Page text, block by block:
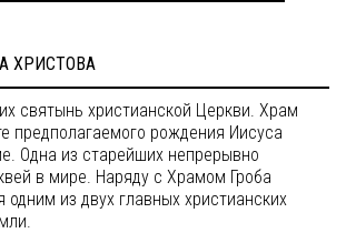
ХРИСТОВА
святынь христианской Церкви. Храм
предполагаемого рождения Иисуса
Одна из старейших непрерывно
в мире. Наряду с Храмом Гроба
одним из двух главных христианских